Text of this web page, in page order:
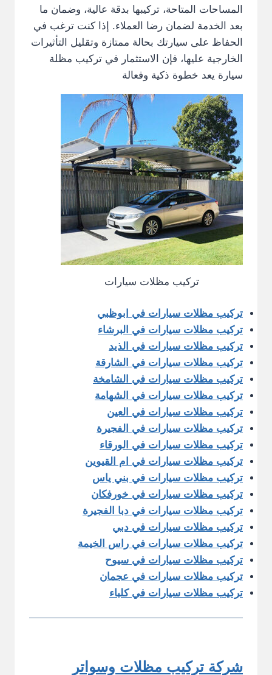
المساحات المتاحة، تركيبها بدقة عالية، وضمان ما
بعد الخدمة لضمان رضا العملاء. إذا كنت ترغب في
الحفاظ على سيارتك بحالة ممتازة وتقليل التأثيرات
الخارجية عليها، فإن الاستثمار في تركيب مظلة
سيارة يعد خطوة ذكية وفعالة
تركيب مظلات سيارات
تركيب مظلات سيارات في ابوظبي
تركيب مظلات سيارات في البرشاء
تركيب مظلات سيارات في الذيد
تركيب مظلات سيارات في الشارقة
تركيب مظلات سيارات في الشامخة
تركيب مظلات سيارات في الشهامة
تركيب مظلات سيارات في العين
تركيب مظلات سيارات في الفجيرة
تركيب مظلات سيارات في الورقاء
تركيب مظلات سيارات في ام القيوين
تركيب مظلات سيارات في بني ياس
تركيب مظلات سيارات في خورفكان
تركيب مظلات سيارات في دبا الفجيرة
تركيب مظلات سيارات في دبي
تركيب مظلات سيارات في راس الخيمة
تركيب مظلات سيارات في سيوح
تركيب مظلات سيارات في عجمان
تركيب مظلات سيارات في كلباء
شركة تركيب مظلات وسواتر